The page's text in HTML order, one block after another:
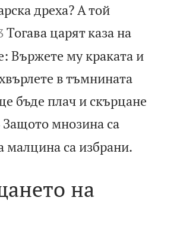
дреха? А той
Тогава царят каза на
Вържете му краката и
в тъмнината
бъде плач и скърцане
Защото мнозина са
малцина са избрани.
на